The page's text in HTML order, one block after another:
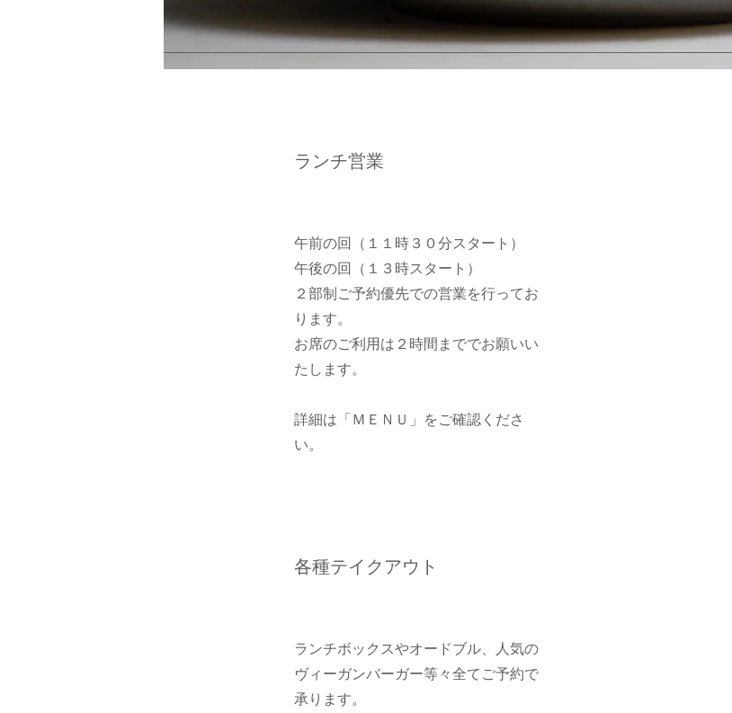
​ランチ営業
午前の回（１１時３０分スタート）
午後の回（１３時スタート）
２部制ご予約優先での営業を行ってお
ります。
​お席のご利用は２時間まででお願いい
たします。
​詳細は「ＭＥＮＵ」をご確認くださ
い。
​各種テイクアウト
ランチボックスやオードブル、人気の
ヴィーガンバーガー等々全てご予約で
承ります。